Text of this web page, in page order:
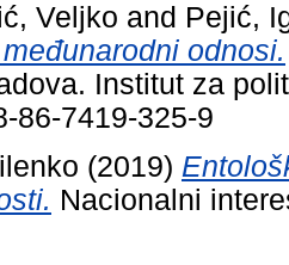
Veljko and Pejić,
odnosi.
Institut za
86-7419-325-9
(2019)
Nacionalni